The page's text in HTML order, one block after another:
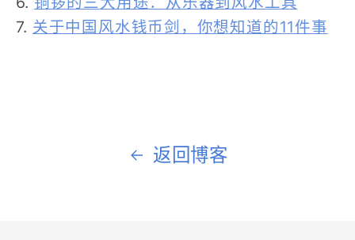
7. 关于中国风水钱币剑，你想知道的11件事
返回博客